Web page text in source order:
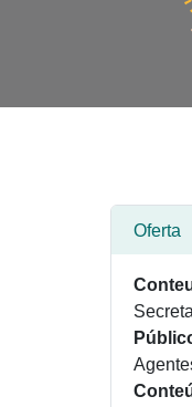
Oferta